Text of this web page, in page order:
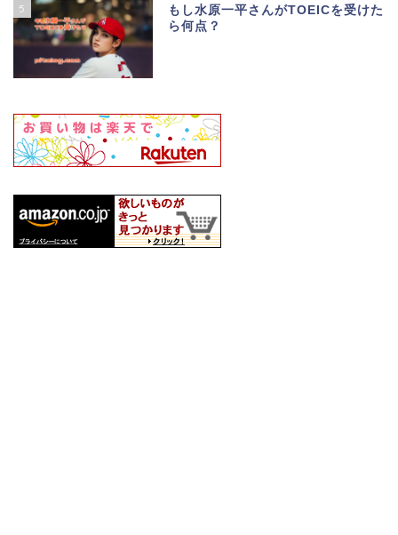
5
もし水原一平さんがTOEICを受けた
ら何点？